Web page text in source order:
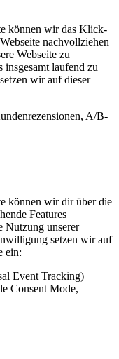
können wir das Klick-
nachvollziehen
Webseite zu
insgesamt laufend zu
wir auf dieser
A/B-
können wir dir über die
Features
Nutzung unserer
setzen wir auf
ein:
Event Tracking)
Consent Mode,